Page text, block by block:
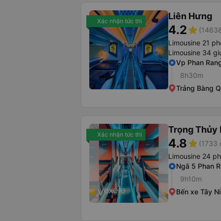
Xác nhận tức thì Liên Hưng
4.2star
Limousine 21
Limousine 34
Vp Phan
8h30m
Trảng Bàng
Xác nhận tức thì Trọng Thủy
4.8star (1733
Limousine 24
Ngã 5 Phan
9h10m
Bến xe Tây